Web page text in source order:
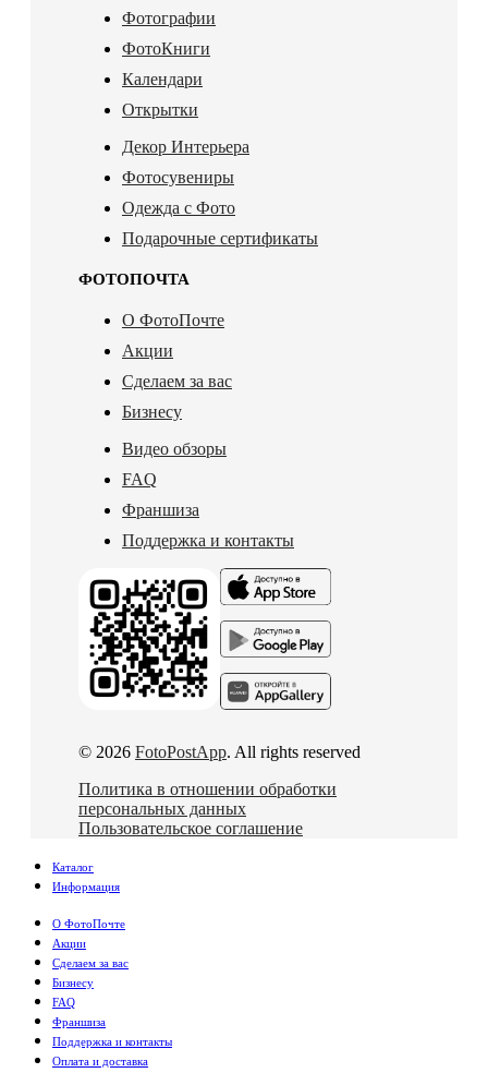
Фотографии
ФотоКниги
Календари
Открытки
Декор Интерьера
Фотосувениры
Одежда с Фото
Подарочные сертификаты
ФОТОПОЧТА
О ФотоПочте
Акции
Сделаем за вас
Бизнесу
Видео обзоры
FAQ
Франшиза
Поддержка и контакты
© 2026 FotoPostApp. All rights reserved
Политика в отношении обработки
персональных данных
Пользовательское соглашение
Каталог
Информация
О ФотоПочте
Акции
Сделаем за вас
Бизнесу
FAQ
Франшиза
Поддержка и контакты
Оплата и доставка